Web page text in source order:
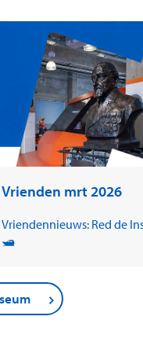
Vrienden mrt 2026
Vriendennieuws: Red de
🛥️